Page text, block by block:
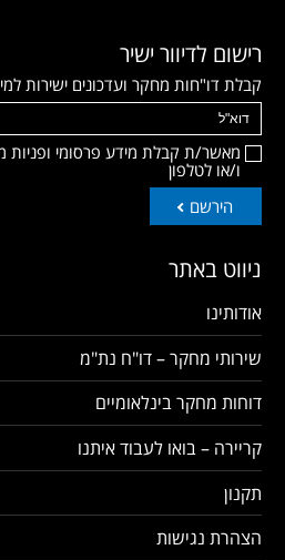
רישום לדיוור ישיר
קבלת דו"חות מחקר ועדכונים ישירות
מאשר/ת קבלת מידע פרסומי ופניות
ו/או לטלפון
הירשם
ניווט באתר
אודותינו
שירותי מחקר – דו"ח נת"מ
דוחות מחקר בינלאומיים
קריירה – בואו לעבוד איתנו
תקנון
הצהרת נגישות